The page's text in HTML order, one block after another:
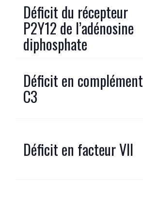
Déficit du récepteur
P2Y12 de l’adénosine
diphosphate
Déficit en complément
C3
Déficit en facteur VII